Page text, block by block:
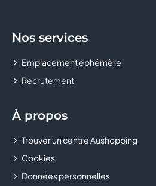
Nos services
Emplacement éphémère
Recrutement
À propos
Trouver un centre Aushopping
Cookies
Données personnelles